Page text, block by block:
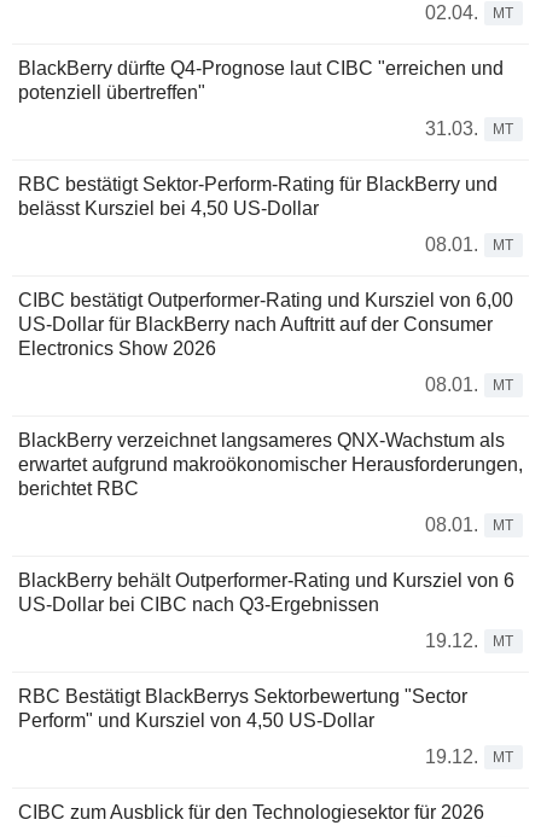
02.04.
MT
BlackBerry dürfte Q4-Prognose laut CIBC "erreichen und
potenziell übertreffen"
31.03.
MT
RBC bestätigt Sektor-Perform-Rating für BlackBerry und
belässt Kursziel bei 4,50 US-Dollar
08.01.
MT
CIBC bestätigt Outperformer-Rating und Kursziel von 6,00
US-Dollar für BlackBerry nach Auftritt auf der Consumer
Electronics Show 2026
08.01.
MT
BlackBerry verzeichnet langsameres QNX-Wachstum als
erwartet aufgrund makroökonomischer Herausforderungen,
berichtet RBC
08.01.
MT
BlackBerry behält Outperformer-Rating und Kursziel von 6
US-Dollar bei CIBC nach Q3-Ergebnissen
19.12.
MT
RBC Bestätigt BlackBerrys Sektorbewertung "Sector
Perform" und Kursziel von 4,50 US-Dollar
19.12.
MT
CIBC zum Ausblick für den Technologiesektor für 2026